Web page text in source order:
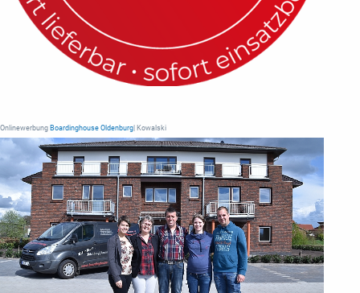
Onlinewerbung Boardinghouse Oldenburg | Kowalski